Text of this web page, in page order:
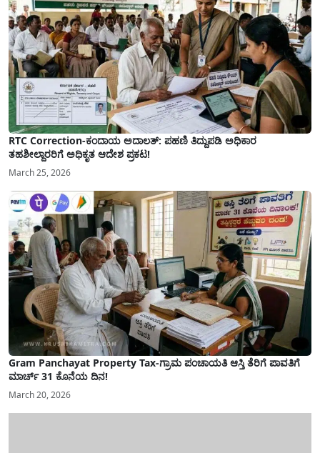
RTC Correction-ಕಂದಾಯ ಅದಾಲತ್: ಪಹಣಿ ತಿದ್ದುಪಡಿ ಅಧಿಕಾರ
ತಹಶೀಲ್ದಾರರಿಗೆ ಅಧಿಕೃತ ಆದೇಶ ಪ್ರಕಟ!
March 25, 2026
Gram Panchayat Property Tax-ಗ್ರಾಮ ಪಂಚಾಯತಿ ಆಸ್ತಿ ತೆರಿಗೆ ಪಾವತಿಗೆ
ಮಾರ್ಚ್ 31 ಕೊನೆಯ ದಿನ!
March 20, 2026